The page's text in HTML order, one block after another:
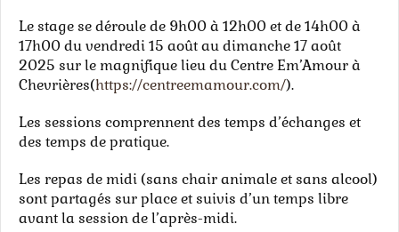
Le stage se déroule de 9h00 à 12h00 et de 14h00 à
17h00 du vendredi 15 août au dimanche 17 août
2025 sur le magnifique lieu du Centre Em’Amour à
Chevrières(https://centreemamour.com/).
Les sessions comprennent des temps d’échanges et
des temps de pratique.
Les repas de midi (sans chair animale et sans alcool)
sont partagés sur place et suivis d’un temps libre
avant la session de l’après-midi.